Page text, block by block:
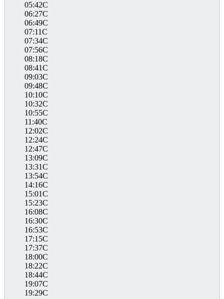
05:42C
06:27C
06:49C
07:11C
07:34C
07:56C
08:18C
08:41C
09:03C
09:48C
10:10C
10:32C
10:55C
11:40C
12:02C
12:24C
12:47C
13:09C
13:31C
13:54C
14:16C
15:01C
15:23C
16:08C
16:30C
16:53C
17:15C
17:37C
18:00C
18:22C
18:44C
19:07C
19:29C